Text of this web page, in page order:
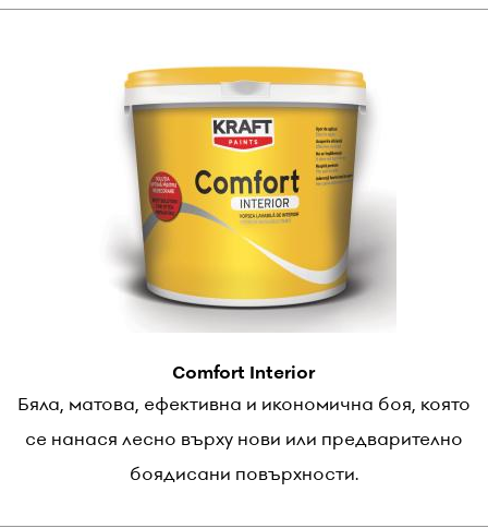
Comfort Interior
Бяла, матова, ефективна и икономична боя, която
се нанася лесно върху нови или предварително
боядисани повърхности.